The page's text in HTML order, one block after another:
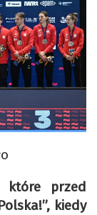
które przed
kiedy